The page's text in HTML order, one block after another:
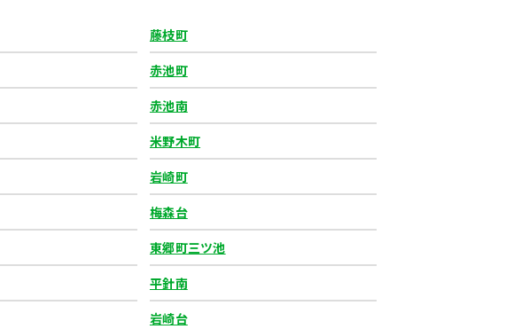
藤枝町
赤池町
赤池南
米野木町
岩崎町
梅森台
東郷町三ツ池
平針南
岩崎台